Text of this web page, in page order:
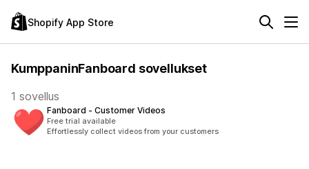
Shopify App Store
KumppaninFanboard sovellukset
1 sovellus
Fanboard ‑ Customer Videos
Free trial available
Effortlessly collect videos from your customers